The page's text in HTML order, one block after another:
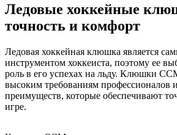
Ледовые хоккейные
точность и комфорт
Ледовая хоккейная клюшка является
инструментом хоккеиста, поэтому ее
роль в его успехах на льду. Клюшки
высоким требованиям профессионалов
преимуществ, которые обеспечивают
игре.